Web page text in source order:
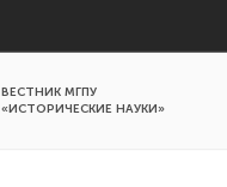
ВЕСТНИК МГПУ
«ИСТОРИЧЕСКИЕ НАУКИ»